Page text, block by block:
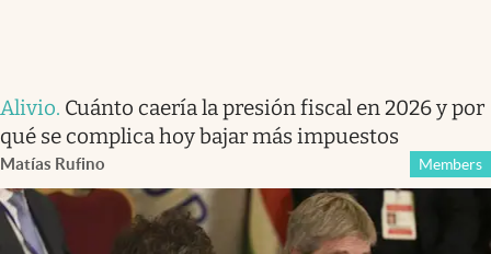
Alivio. Cuánto caería la presión fiscal en 2026 y por
qué se complica hoy bajar más impuestos
Matías Rufino Members